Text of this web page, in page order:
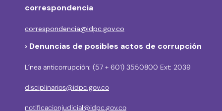
correspondencia
correspondencia@idpc.gov.co
› Denuncias de posibles actos de corrupción
Línea anticorrupción: (57 + 601) 3550800 Ext: 2039
disciplinarios@idpc.gov.co
notificacionjudicial@idpc.gov.co